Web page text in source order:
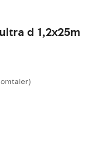
d 1,2x25m
)